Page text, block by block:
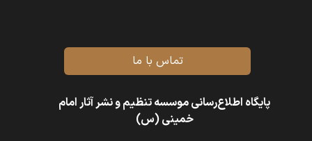
تماس با ما
پایگاه اطلاع‌رسانی موسسه تنظیم و نشر آثار امام
خمینی (س)